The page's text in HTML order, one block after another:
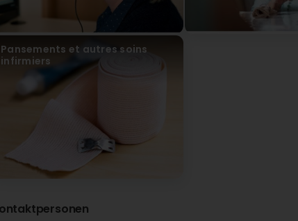
Hëllef Doheerm - Centre d'Aide et de Soins
vor 3 Jahr(en)
Bonjour Zara-ly, Nous vous remercions pour
Services Généraux
Carine Amelie
vor 4 Jahr(en)
Hëllef doheem EST ist die Hölle auf Erden :-( :-(
Hëllef Doheerm - Centre d'Aide et de Soins
vor 4 Jahr(en)
Cher client, Nous vous remercions d'avoir pris le
Pansements et autres soins
infirmiers